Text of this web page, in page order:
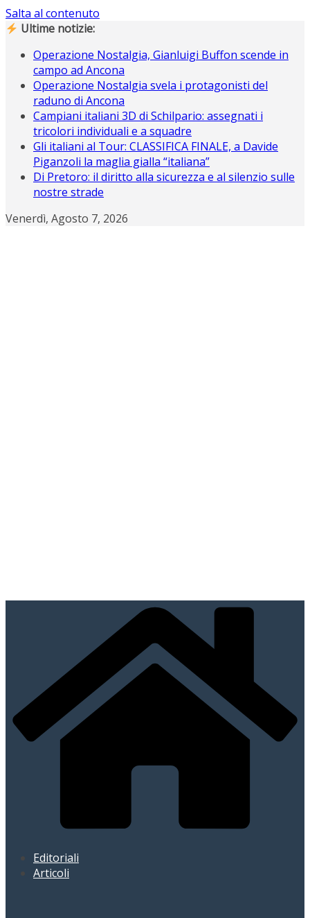
Salta al contenuto
Ultime notizie:
Operazione Nostalgia, Gianluigi Buffon scende in
campo ad Ancona
Operazione Nostalgia svela i protagonisti del
raduno di Ancona
Campiani italiani 3D di Schilpario: assegnati i
tricolori individuali e a squadre
Gli italiani al Tour: CLASSIFICA FINALE, a Davide
Piganzoli la maglia gialla “italiana”
Di Pretoro: il diritto alla sicurezza e al silenzio sulle
nostre strade
Venerdì, Agosto 7, 2026
Editoriali
Articoli